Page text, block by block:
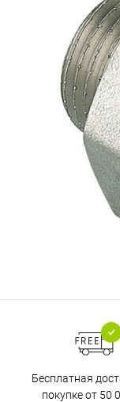
Бесплатная
покупке от 50